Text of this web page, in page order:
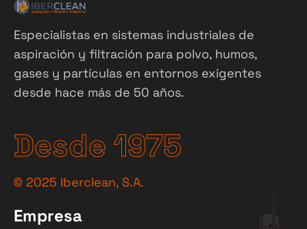
Especialistas en sistemas industriales de
aspiración y filtración para polvo, humos,
gases y partículas en entornos exigentes
desde hace más de 50 años.
Desde 1975
© 2025 Iberclean, S.A.
Empresa